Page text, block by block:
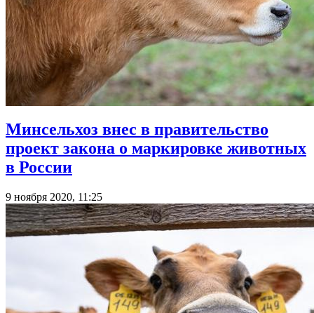
Минсельхоз внес в правительство
проект закона о маркировке животных
в России
9 ноября 2020, 11:25